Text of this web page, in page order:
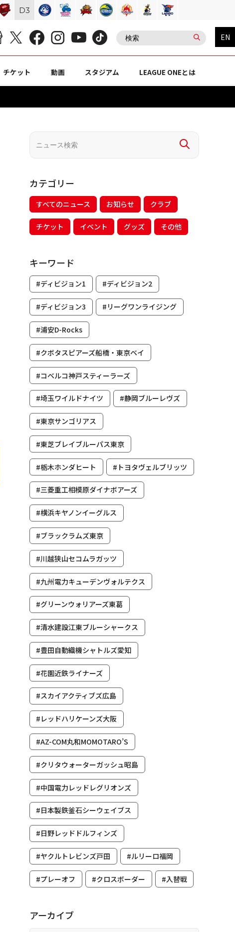
EN
チケット 動画 スタジアム LEAGUE ONEとは
カテゴリー
すべてのニュース お知らせ クラブ
チケット イベント グッズ その他
キーワード
#ディビジョン1 #ディビジョン2
#ディビジョン3 #リーグワンライジング
#浦安D-Rocks
#クボタスピアーズ船橋・東京ベイ
#コベルコ神戸スティーラーズ
#埼玉ワイルドナイツ #静岡ブルーレヴズ
#東京サンゴリアス
#東芝ブレイブルーパス東京
#栃木ホンダヒート #トヨタヴェルブリッツ
#三菱重工相模原ダイナボアーズ
#横浜キヤノンイーグルス
#ブラックラムズ東京
#川越狭山セコムラガッツ
#九州電力キューデンヴォルテクス
#グリーンウォリアーズ東葛
#清水建設江東ブルーシャークス
#豊田自動織機シャトルズ愛知
#花園近鉄ライナーズ
#スカイアクティブズ広島
#レッドハリケーンズ大阪
#AZ-COM丸和MOMOTARO’S
#クリタウォーターガッシュ昭島
#中国電力レッドレグリオンズ
#日本製鉄釜石シーウェイブス
#日野レッドドルフィンズ
#ヤクルトレビンズ戸田 #ルリーロ福岡
#プレーオフ #クロスボーダー #入替戦
アーカイブ
D3